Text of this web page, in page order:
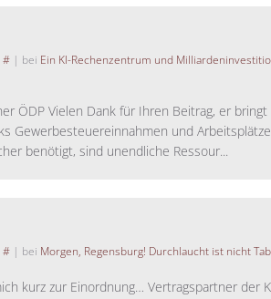
# | bei Ein KI-Rechenzentrum und
ÖDP Vielen Dank für Ihren Beitrag, er
Gewerbesteuereinnahmen und
benötigt, sind unendliche Ressour...
# | bei Morgen, Regensburg! Durchlaucht ist nicht
kurz zur Einordnung… Vertragspartner der